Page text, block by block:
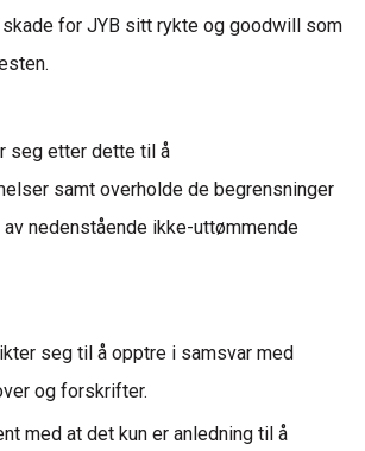
for JYB sitt rykte og goodwill som
seg etter dette til å
samt overholde de begrensninger
nedenstående ikke-uttømmende
seg til å opptre i samsvar med
og forskrifter.
med at det kun er anledning til å